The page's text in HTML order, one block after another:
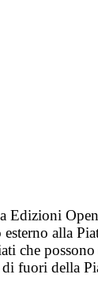
alla
che
fuori della